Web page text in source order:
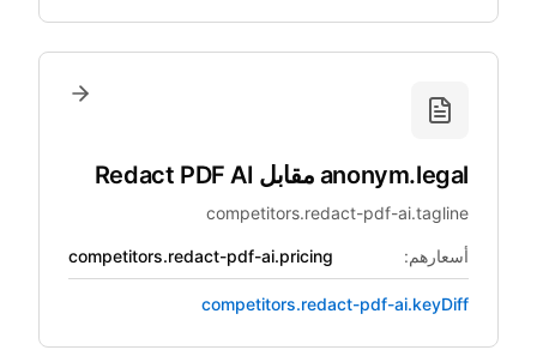
anonym.legal مقابل Redact PDF AI
competitors.redact-pdf-ai.tagline
أسعارهم: competitors.redact-pdf-ai.pricing
competitors.redact-pdf-ai.keyDiff